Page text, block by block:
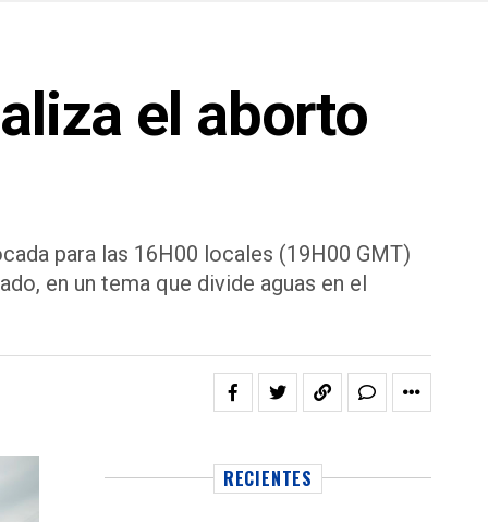
el aborto
para las 16H00 locales (19H00 GMT)
en un tema que divide aguas en el
RECIENTES